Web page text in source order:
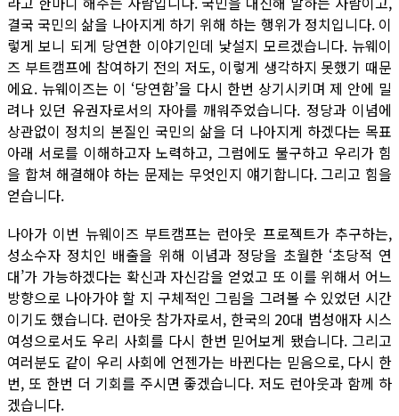
결국 국민의 삶을 나아지게 하기 위해 하는 행위가 정치입니다. 이
렇게 보니 되게 당연한 이야기인데 낯설지 모르겠습니다. 뉴웨이
즈 부트캠프에 참여하기 전의 저도, 이렇게 생각하지 못했기 때문
에요. 뉴웨이즈는 이 ‘당연함’을 다시 한번 상기시키며 제 안에 밀
려나 있던 유권자로서의 자아를 깨워주었습니다. 정당과 이념에
상관없이 정치의 본질인 국민의 삶을 더 나아지게 하겠다는 목표
아래 서로를 이해하고자 노력하고, 그럼에도 불구하고 우리가 힘
을 합쳐 해결해야 하는 문제는 무엇인지 얘기합니다. 그리고 힘을
얻습니다.
나아가 이번 뉴웨이즈 부트캠프는 런아웃 프로젝트가 추구하는,
성소수자 정치인 배출을 위해 이념과 정당을 초월한 ‘초당적 연
대’가 가능하겠다는 확신과 자신감을 얻었고 또 이를 위해서 어느
방향으로 나아가야 할 지 구체적인 그림을 그려볼 수 있었던 시간
이기도 했습니다. 런아웃 참가자로서, 한국의 20대 범성애자 시스
여성으로서도 우리 사회를 다시 한번 믿어보게 됐습니다. 그리고
여러분도 같이 우리 사회에 언젠가는 바뀐다는 믿음으로, 다시 한
번, 또 한번 더 기회를 주시면 좋겠습니다. 저도 런아웃과 함께 하
겠습니다.